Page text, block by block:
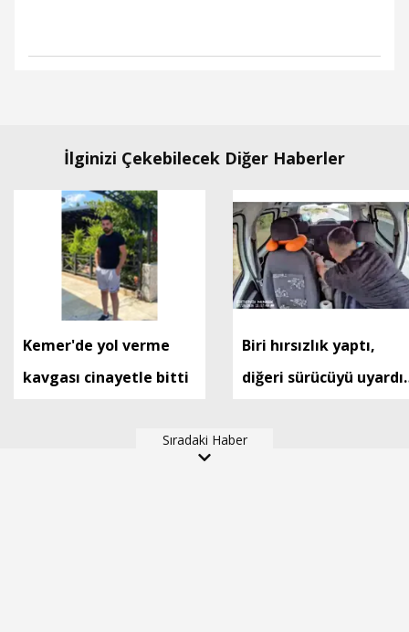
İlginizi Çekebilecek Diğer Haberler
Kemer'de yol verme
kavgası cinayetle bitti
Biri hırsızlık yaptı,
diğeri sürücüyü uyardı;
Sıradaki Haber